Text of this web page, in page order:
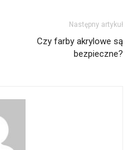
Następny artykuł
Czy farby akrylowe są
bezpieczne?